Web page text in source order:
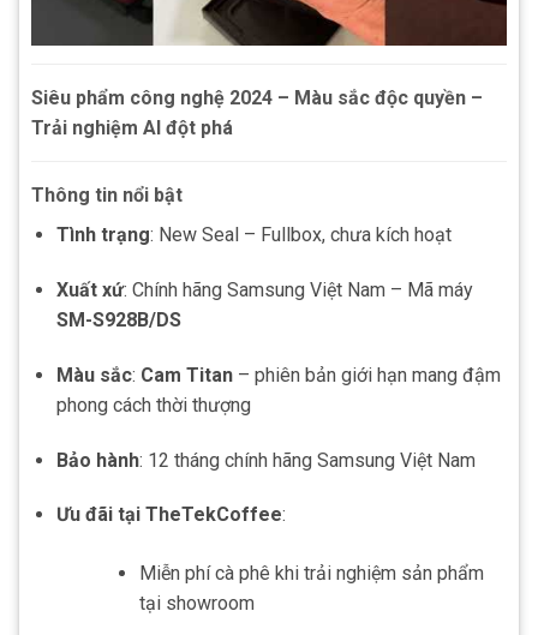
Siêu phẩm công nghệ 2024 – Màu sắc độc quyền –
Trải nghiệm AI đột phá
Thông tin nổi bật
Tình trạng: New Seal – Fullbox, chưa kích hoạt
Xuất xứ: Chính hãng Samsung Việt Nam – Mã máy
SM-S928B/DS
Màu sắc: Cam Titan– phiên bản giới hạn mang đậm
phong cách thời thượng
Bảo hành: 12 tháng chính hãng Samsung Việt Nam
Ưu đãi tại TheTekCoffee:
Miễn phí cà phê khi trải nghiệm sản phẩm
tại showroom